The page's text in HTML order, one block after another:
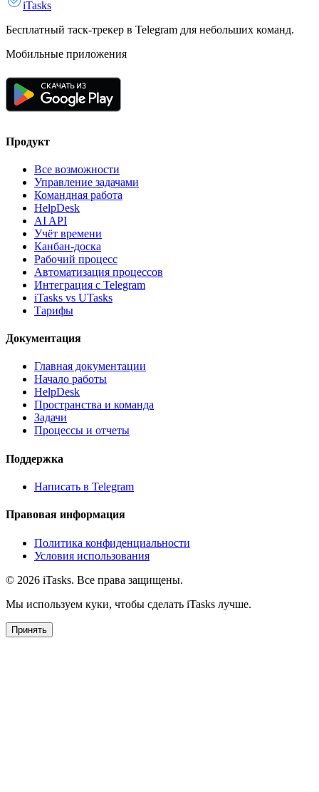
HelpDesk
Бесплатный таск-трекер в Telegram для небольших команд.
Мобильные приложения
Продукт
Все возможности
Управление задачами
Командная работа
HelpDesk
AI API
Учёт времени
Канбан-доска
Рабочий процесс
Автоматизация процессов
Интеграция с Telegram
Тарифы
Документация
Главная документации
Начало работы
HelpDesk
Пространства и команда
Процессы и отчеты
Поддержка
Написать в Telegram
Правовая информация
Политика конфиденциальности
Условия использования
© 2026 iTasks. Все права защищены.
Мы используем куки, чтобы сделать iTasks лучше.